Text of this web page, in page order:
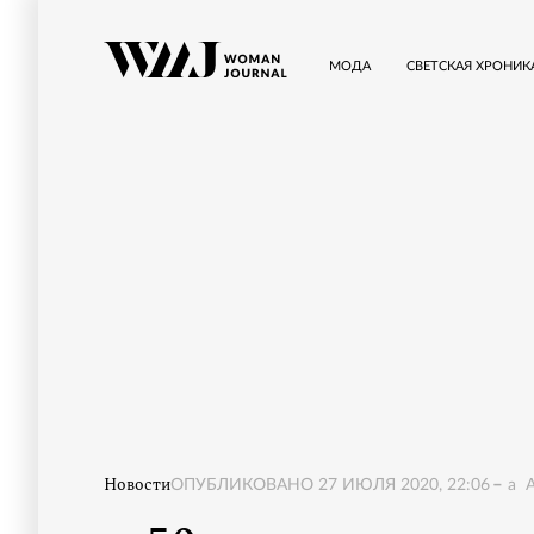
МОДА СВЕТСКАЯ
НовостиОПУБЛИКОВАНО 27 ИЮЛЯ 2020, 22:06 a